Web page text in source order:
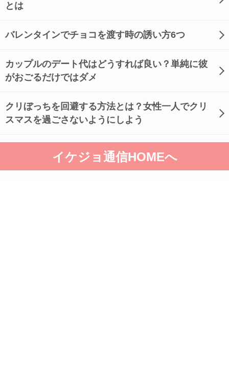
とは
バレンタインでチョコを渡す時の誘い方6つ
カップルのデート代はどうすれば良い？単純に彼
がおごるだけではダメ
クリぼっちを回避する方法とは？女性一人でクリ
スマスを過ごさないようにしよう
イケジョ通信HOMEへ